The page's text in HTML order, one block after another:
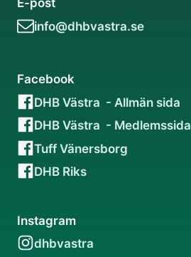
E-post
info@dhbvastra.se
Facebook
DHB Västra - Allmän sida
DHB Västra - Medlemssida
Tuff Vänersborg
DHB Riks
Instagram
dhbvastra